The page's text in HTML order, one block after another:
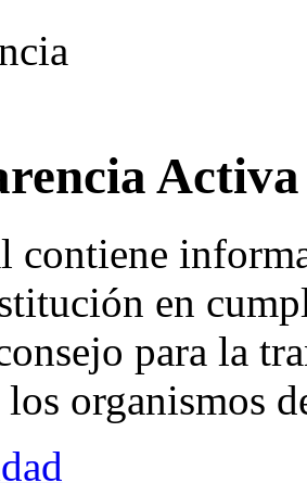
Activa
contiene
en
para la
organismos